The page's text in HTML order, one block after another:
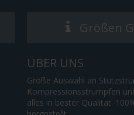
Größen
ÜBER UNS
Große Auswahl an
Kompressionsstrümpfen
alles in bester Qualität.